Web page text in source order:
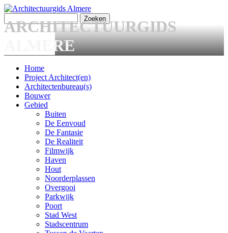
Overslaan en naar de algemene inhoud gaan
Zoekveld
ARCHITECTUURGIDS
ALMERE
Main menu
Home
Project Architect(en)
Architectenbureau(s)
Bouwer
Gebied
Buiten
De Eenvoud
De Fantasie
De Realiteit
Filmwijk
Haven
Hout
Noorderplassen
Overgooi
Parkwijk
Poort
Stad West
Stadscentrum